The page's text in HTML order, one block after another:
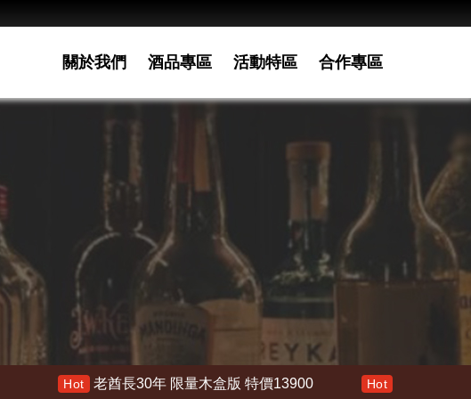
關於我們 酒品專區 活動特區 合作專區
老酋長30年 限量木盒版 特價13900 Hot 響 30年 特價 178000